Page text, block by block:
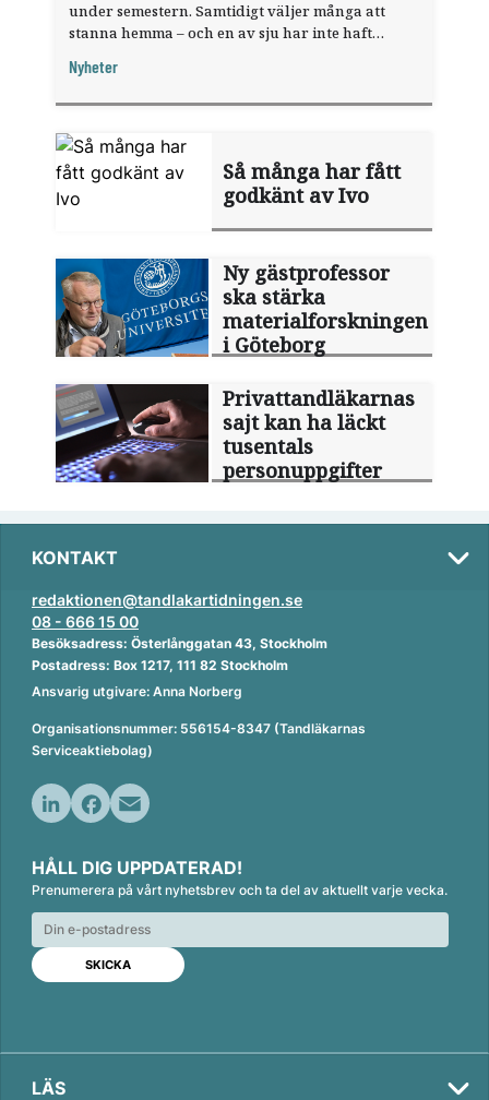
under semestern. Samtidigt väljer många att
stanna hemma – och en av sju har inte haft
fråga".
Nyheter
Så många har fått
godkänt av Ivo
Ny gästprofessor
ska stärka
materialforskningen
i Göteborg
Privattandläkarnas
sajt kan ha läckt
tusentals
personuppgifter
KONTAKT
redaktionen@tandlakartidningen.se
08 - 666 15 00
Besöksadress: Österlånggatan 43, Stockholm
Postadress: Box 1217, 111 82 Stockholm
Ansvarig utgivare: Anna Norberg
Organisationsnummer: 556154-8347 (Tandläkarnas
Serviceaktiebolag)
n
k
e
d
n
c
e
b
o
o
k
a
i
l
HÅLL DIG UPPDATERAD!
Prenumerera på vårt nyhetsbrev och ta del av aktuellt varje vecka.
LÄS